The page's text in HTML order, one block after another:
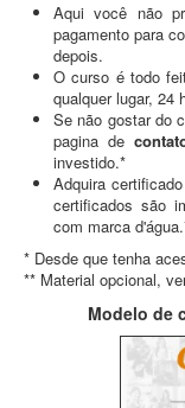
Aqui você não
pagamento para
depois.
O curso é todo
qualquer lugar, 24
Se não gostar do
pagina de
investido.*
Adquira
certificados são
com marca
* Desde que tenha
** Material opcional,
Modelo de